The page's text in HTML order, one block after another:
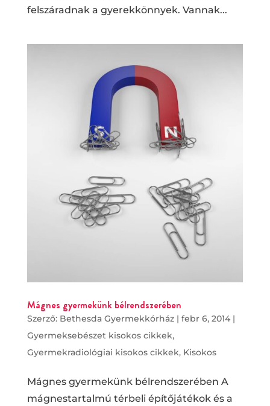
felszáradnak a gyerekkönnyek. Vannak...
Mágnes gyermekünk bélrendszerében
Szerző: Bethesda Gyermekkórház| febr 6, 2014|
Gyermeksebészet kisokos cikkek,
Gyermekradiológiai kisokos cikkek, Kisokos
Mágnes gyermekünk bélrendszerében A
mágnestartalmú térbeli építőjátékok és a